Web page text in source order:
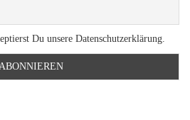
Du unsere Datenschutzerklärung.